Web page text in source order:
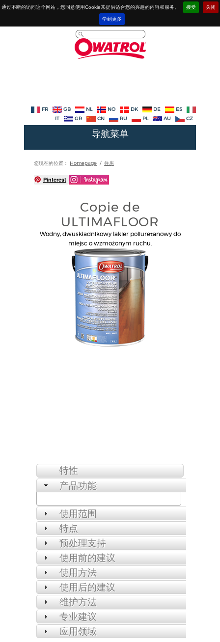
通过不断的访问这个网站，您同意使用Cookie来提供适合您的兴趣的内容和服务。 接受 关闭
学到更多
FR GB NL NO DK DE
ES
IT
GR CN RU PL AU CZ
导航菜单
您現在的位置： Homepage / 住房
Pinterest
Copie de
ULTIMAFLOOR
Wodny, dwuskładnikowy lakier poliuretanowy do
miejsc o wzmożonym ruchu.
特性
产品功能
使用范围
特点
预处理支持
使用前的建议
使用方法
使用后的建议
维护方法
专业建议
应用领域